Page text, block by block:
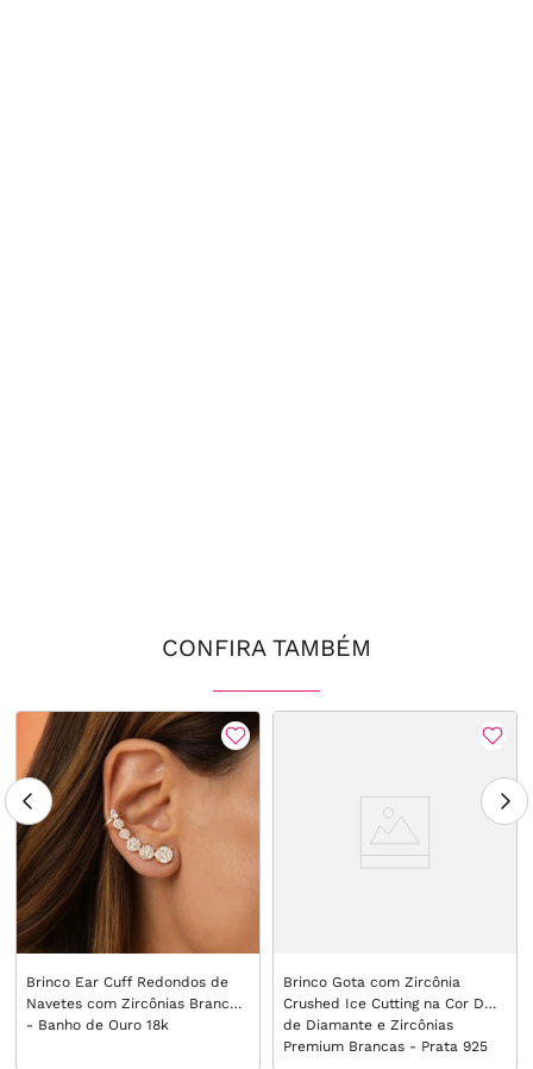
CONFIRA TAMBÉM
Brinco Ear Cuff Redondos de
Navetes com Zircônias Brancas
- Banho de Ouro 18k
Brinco Gota com Zircônia
Crushed Ice Cutting na Cor D
de Diamante e Zircônias
Premium Brancas - Prata 925